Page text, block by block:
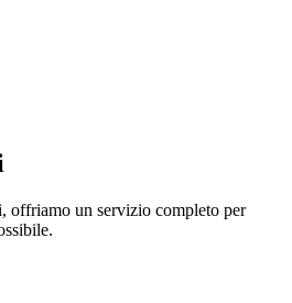
offriamo un servizio completo per